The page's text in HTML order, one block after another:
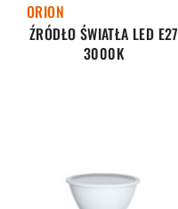
ORION
ŹRÓDŁO ŚWIATŁA LED E27
3000K